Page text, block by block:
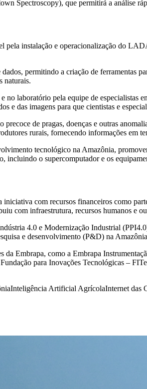
Spectroscopy), que permitirá a análise
pela instalação e operacionalização do
permitindo a criação de ferramentas
naturais.
no laboratório pela equipe de
e das imagens para que cientistas e
de pragas, doenças e outras
rurais, fornecendo informações em
tecnológico na Amazônia,
incluindo o supercomputador e os
com recursos financeiros como
com infraestrutura, recursos humanos e
4.0 e Modernização Industrial
e desenvolvimento (P&D) na
da Embrapa, como a Embrapa
para Inovações Tecnológicas –
Inteligência Artificial AgrícolaInternet das